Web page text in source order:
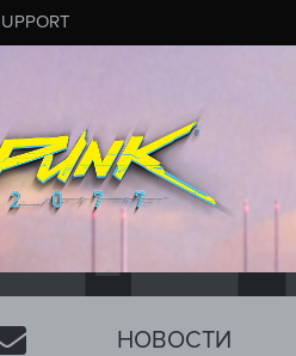
НОВОСТИ